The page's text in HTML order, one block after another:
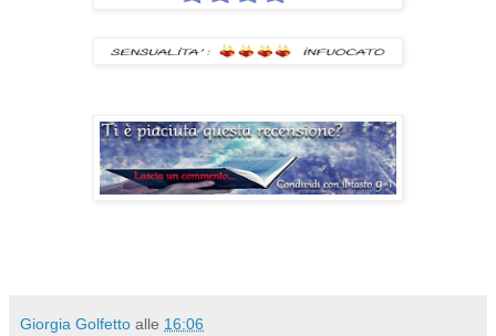
Giorgia Golfetto alle 16:06